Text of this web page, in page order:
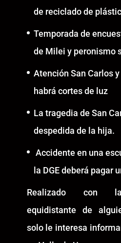
de reciclado de
Temporada de
de Milei y peronismo
Atención San Carlos
habrá cortes de luz
La tragedia de San
despedida de la hija.
Accidente en una
la DGE deberá pagar
Realizado con
equidistante de
solo le interesa